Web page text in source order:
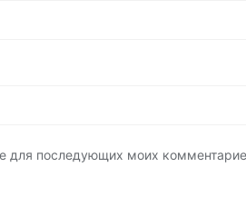
для последующих моих